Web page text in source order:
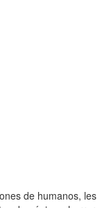
de humanos, les